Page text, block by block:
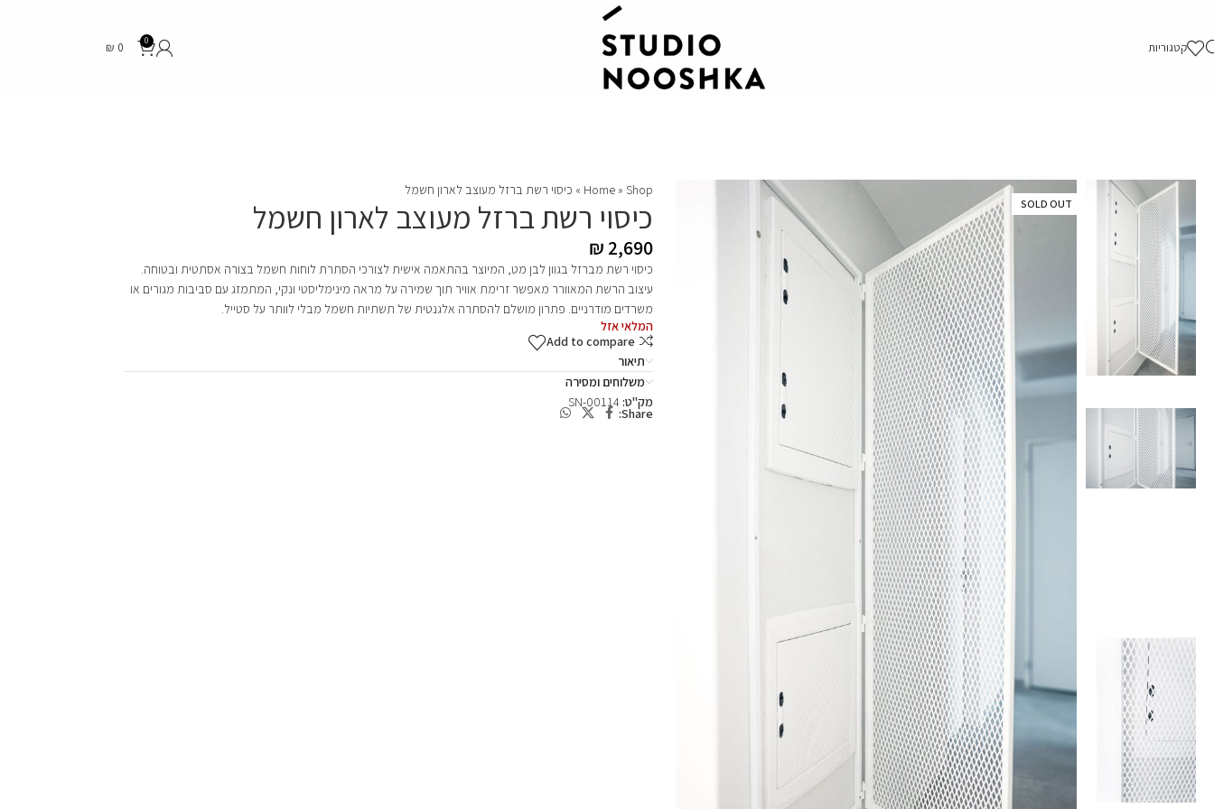
קטגוריות 0
₪ 0
SOLD OUT
Home » Shop
» כיסוי רשת ברזל מעוצב לארון חשמל
כיסוי רשת ברזל מעוצב לארון חשמל
₪ 2,690
כיסוי רשת מברזל בגוון לבן מט, המיוצר בהתאמה אישית לצורכי הסתרת לוחות חשמל בצורה אסתטית ובטוחה.
עיצוב הרשת המאוורר מאפשר זרימת אוויר תוך שמירה על מראה מינימליסטי ונקי, המתמזג עם סביבות מגורים או
משרדים מודרניים. פתרון מושלם להסתרה אלגנטית של תשתיות חשמל מבלי לוותר על סטייל.
המלאי אזל
Add to compare
תיאור
משלוחים ומסירה
מק"ט: SN-00114
Share: